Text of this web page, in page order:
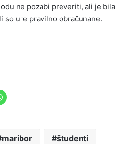
ne pozabi preveriti, ali je bila
so ure pravilno obračunane.
maribor študenti